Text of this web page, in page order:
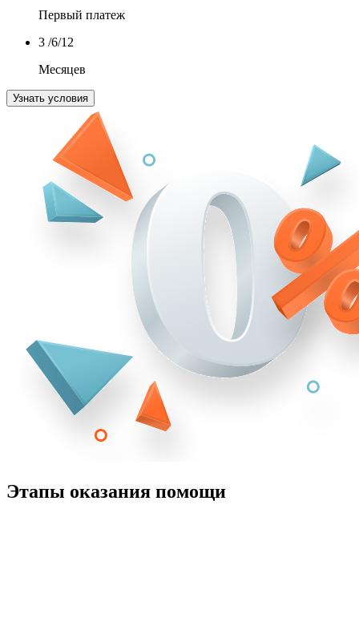
Первый платеж
3 /6/12
Месяцев
Узнать условия
Этапы оказания помощи